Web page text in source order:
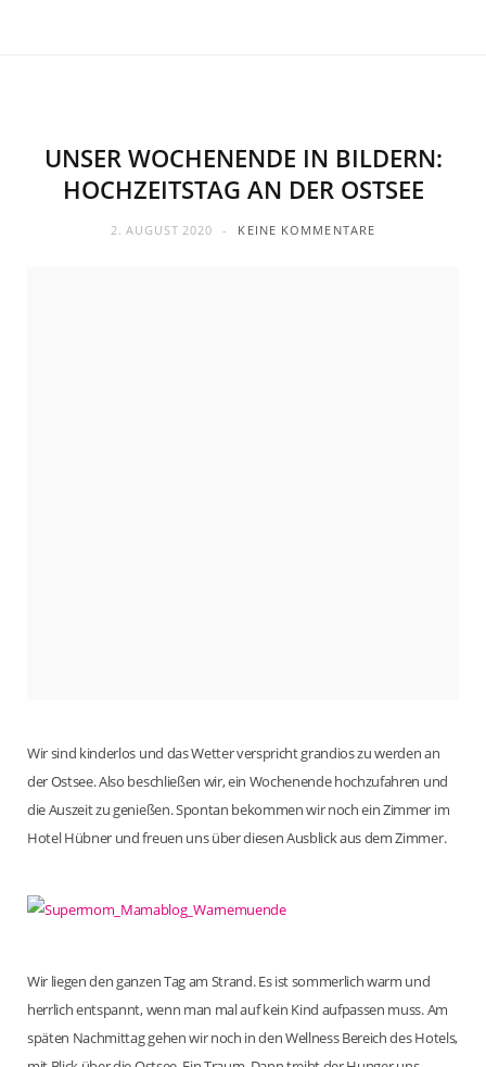
UNSER WOCHENENDE IN BILDERN:
HOCHZEITSTAG AN DER OSTSEE
2. AUGUST 2020 KEINE KOMMENTARE
Wir sind kinderlos und das Wetter verspricht grandios zu werden an
der Ostsee. Also beschließen wir, ein Wochenende hochzufahren und
die Auszeit zu genießen. Spontan bekommen wir noch ein Zimmer im
Hotel Hübner und freuen uns über diesen Ausblick aus dem Zimmer.
Wir liegen den ganzen Tag am Strand. Es ist sommerlich warm und
herrlich entspannt, wenn man mal auf kein Kind aufpassen muss. Am
späten Nachmittag gehen wir noch in den Wellness Bereich des Hotels,